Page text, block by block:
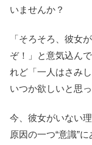
いませんか？
「そろそろ、彼女
ぞ！」と意気込ん
れど「一人はさみ
いつか欲しいと思
今、彼女がいない
原因の一つ“意識”